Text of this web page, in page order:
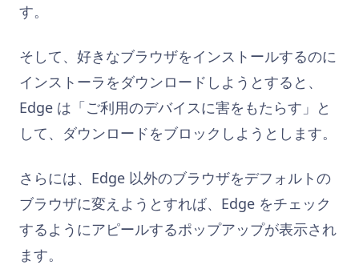
す。
そして、好きなブラウザをインストールするのに
インストーラをダウンロードしようとすると、
Edge は「ご利用のデバイスに害をもたらす」と
して、ダウンロードをブロックしようとします。
さらには、Edge 以外のブラウザをデフォルトの
ブラウザに変えようとすれば、Edge をチェック
するようにアピールするポップアップが表示され
ます。